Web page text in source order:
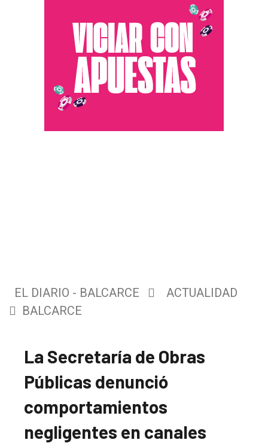
EL DIARIO - BALCARCE
ACTUALIDAD
BALCARCE
La Secretaría de Obras
Públicas denunció
comportamientos
negligentes en canales